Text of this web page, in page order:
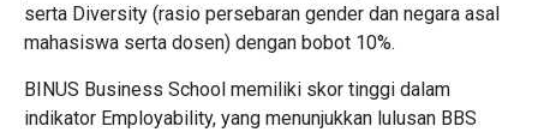
serta Diversity (rasio persebaran gender dan negara asal
mahasiswa serta dosen) dengan bobot 10%.
BINUS Business School memiliki skor tinggi dalam
indikator Employability, yang menunjukkan lulusan BBS